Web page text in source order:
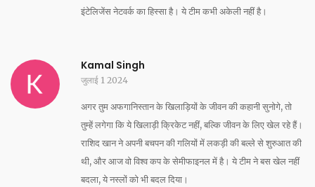
इंटेलिजेंस नेटवर्क का हिस्सा है। ये टीम कभी अकेली नहीं है।
Kamal Singh
जुलाई 1 2024
अगर तुम अफगानिस्तान के खिलाड़ियों के जीवन की कहानी सुनोगे, तो
तुम्हें लगेगा कि ये खिलाड़ी क्रिकेट नहीं, बल्कि जीवन के लिए खेल रहे हैं।
राशिद खान ने अपनी बचपन की गलियों में लकड़ी की बल्ले से शुरुआत की
थी, और आज वो विश्व कप के सेमीफाइनल में है। ये टीम ने बस खेल नहीं
बदला, ये नस्लों को भी बदल दिया।